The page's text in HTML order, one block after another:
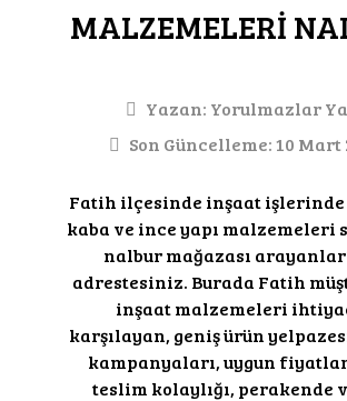
MALZEMELERİ
Yazan: Yorulmazlar
Son Güncelleme: 10 Mart
Fatih ilçesinde inşaat
kaba ve ince yapı malzemeleri
nalbur mağazası
adrestesiniz. Burada Fatih
inşaat malzemeleri
karşılayan, geniş ürün
kampanyaları, uygun
teslim kolaylığı, perakende